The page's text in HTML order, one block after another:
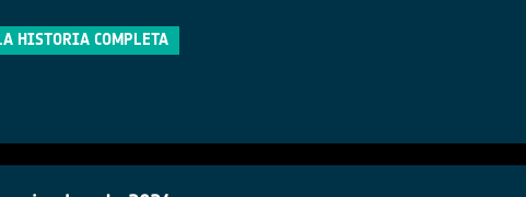
HISTORIA COMPLETA